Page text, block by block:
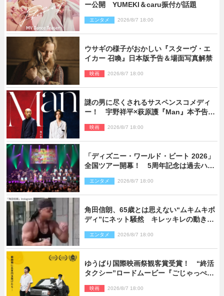
ー公開 YUMEKI＆caru振付が話題
エンタメ 2026/8/7 18:00
ウサギの様子がおかしい『スターヴ・エ
イカー 召喚』日本版予告＆場面写真解禁
映画 2026/8/7 18:00
謎の男に尽くされるサスペンスコメディ
ー！ 宇野祥平×萩原護『Man』本予告＆
映画 2026/8/7 18:00
「ディズニー・ワールド・ビート 2026」
全国ツアー開幕！ 5周年記念は過去ハイ
ポート】
エンタメ 2026/8/7 18:00
角田信朗、65歳とは思えない“ムキムキボ
ディ”にネット騒然 キレッキレの動きを
エンタメ 2026/8/7 18:00
ゆうばり国際映画祭観客賞受賞！ “終活
タクシー”ロードムービー『ごじゃっぺタ
映画 2026/8/7 18:00